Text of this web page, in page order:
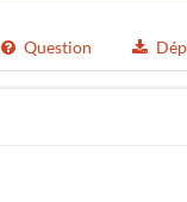
Question